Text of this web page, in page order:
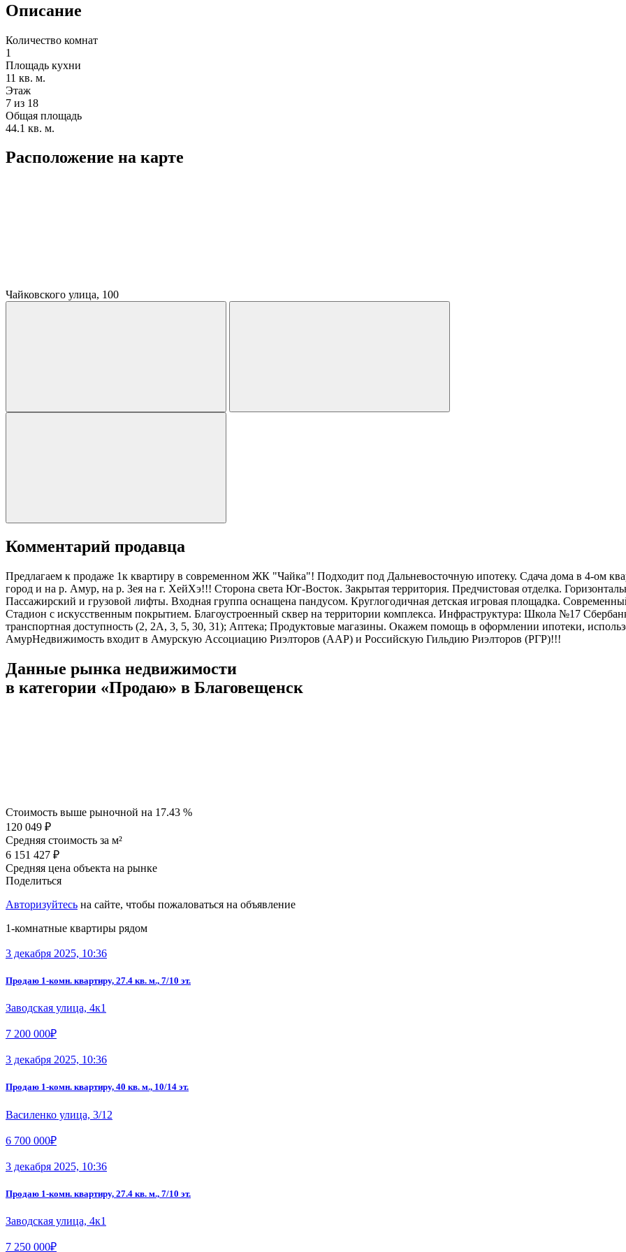
Описание
Количество комнат
1
Площадь кухни
11 кв. м.
Этаж
7 из 18
Общая площадь
44.1 кв. м.
Расположение на карте
Чайковского улица, 100
Комментарий продавца
Предлагаем к продаже 1к квартиру в современном ЖК "Чайка"! Подходит под Дальневосточную ипотеку. Сдача дома в 4-ом
город и на р. Амур, на р. Зея на г. ХейХэ!!! Cторона света Юг-Восток. Закрытая территория. Предчистовая отделка.
Пассажирский и грузовой лифты. Входная группа оснащена пандусом. Круглогодичная детская игровая площадка.
Стадион с искусственным покрытием. Благоустроенный сквер на территории комплекса. Инфраструктура: Школа №17
транспортная доступность (2, 2А, 3, 5, 30, 31); Аптека; Продуктовые магазины. Окажем помощь в оформлении ипотеки,
АмурНедвижимость входит в Амурскую Ассоциацию Риэлторов (ААР) и Российскую Гильдию Риэлторов (РГР)!!!
Данные рынка недвижимости
в категории «Продаю» в Благовещенск
Стоимость выше рыночной на 17.43 %
120 049 ₽
Средняя стоимость за м²
6 151 427 ₽
Средняя цена объекта на рынке
Поделиться
Авторизуйтесь на сайте, чтобы пожаловаться на объявление
1-комнатные квартиры рядом
3 декабря 2025, 10:36
Продаю 1-комн. квартиру, 27.4 кв. м., 7/10 эт.
Заводская улица, 4к1
7 200 000₽
3 декабря 2025, 10:36
Продаю 1-комн. квартиру, 40 кв. м., 10/14 эт.
Василенко улица, 3/12
6 700 000₽
3 декабря 2025, 10:36
Продаю 1-комн. квартиру, 27.4 кв. м., 7/10 эт.
Заводская улица, 4к1
7 250 000₽